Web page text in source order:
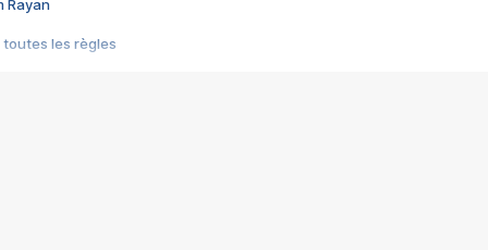
Rayan
toutes les règles